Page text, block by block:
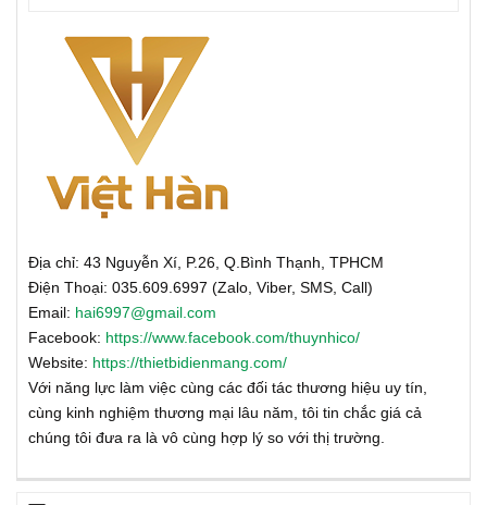
Địa chỉ: 43 Nguyễn Xí, P.26, Q.Bình Thạnh, TPHCM
Điện Thoại: 035.609.6997 (Zalo, Viber, SMS, Call)
Email: hai6997@gmail.com
Facebook: https://www.facebook.com/thuynhico/
Website: https://thietbidienmang.com/
Với năng lực làm việc cùng các đối tác thương hiệu uy tín,
cùng kinh nghiệm thương mại lâu năm, tôi tin chắc giá cả
chúng tôi đưa ra là vô cùng hợp lý so với thị trường.